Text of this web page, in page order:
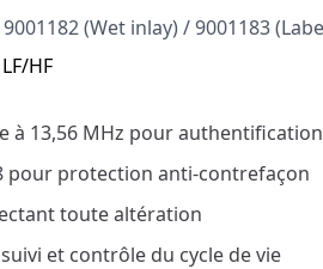
(Wet inlay) / 9001183
HF
à 13,56 MHz pour authentification
pour protection anti-contrefaçon
toute altération
et contrôle du cycle de vie